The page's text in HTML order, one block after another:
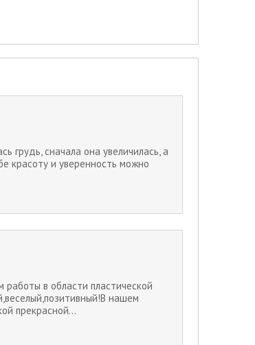
грудь, сначала она увеличилась, а
красоту и уверенность можно
в области пластической
нашем
прекрасной...